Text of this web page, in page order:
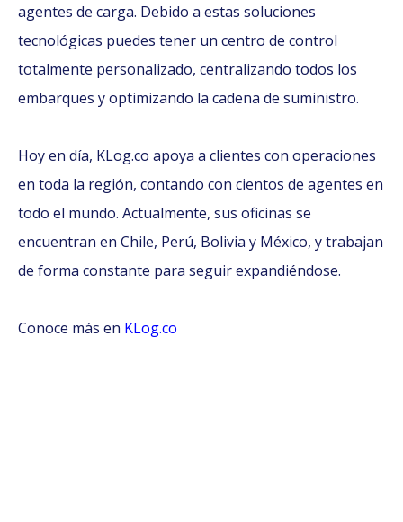
agentes de carga. Debido a estas soluciones
tecnológicas puedes tener un centro de control
totalmente personalizado, centralizando todos los
embarques y optimizando la cadena de suministro.
Hoy en día, KLog.co apoya a clientes con operaciones
en toda la región, contando con cientos de agentes en
todo el mundo. Actualmente, sus oficinas se
encuentran en Chile, Perú, Bolivia y México, y trabajan
de forma constante para seguir expandiéndose.
Conoce más en KLog.co